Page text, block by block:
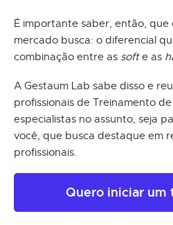
É importante saber, então, que
mercado busca: o diferencial
combinação entre as softe as
A Gestaum Lab sabe disso e
profissionais de Treinamento
especialistas no assunto, seja
você, que busca destaque em
profissionais.
Quero iniciar um